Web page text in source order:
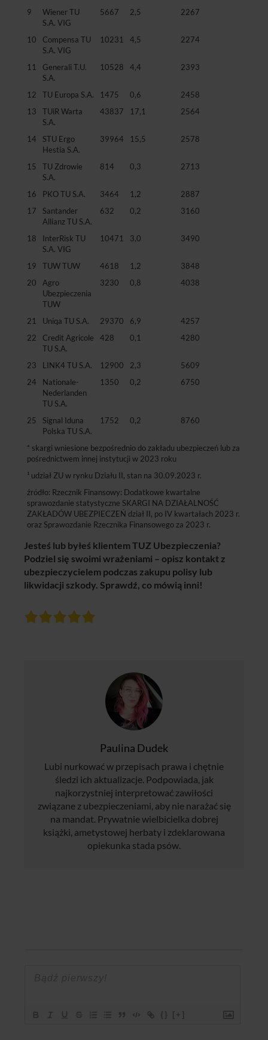
9
Wiener TU
S.A. VIG
5667 2,5 2267
10
Compensa TU
S.A. VIG
10231 4,5 2274
11
Generali T.U.
S.A.
10528 4,4 2393
12 TU Europa S.A. 1475 0,6
2458
13
TUiR Warta
S.A.
43837 17,1 2564
14
STU Ergo
Hestia S.A.
39964 15,5 2578
15
TU Zdrowie
S.A.
814 0,3 2713
16 PKO TU S.A. 3464 1,2
2887
17
Santander
Allianz TU S.A.
632 0,2 3160
18
InterRisk TU
S.A. VIG
10471 3,0 3490
19 TUW TUW 4618 1,2
3848
20
Agro
Ubezpieczenia
TUW
3230 0,8 4038
21 Uniqa TU S.A. 29370 6,9
4257
22
Credit Agricole
TU S.A.
428 0,1 4280
23 LINK4 TU S.A. 12900 2,3
5609
24
Nationale-
Nederlanden
TU S.A.
1350 0,2 6750
25
Signal Iduna
Polska TU S.A.
1752 0,2 8760
* skargi wniesione bezpośrednio do zakładu ubezpieczeń lub za
pośrednictwem innej instytucji w 2023 roku
¹ udział ZU w rynku Działu II, stan na 30.09.2023 r.
źródło: Rzecznik Finansowy: Dodatkowe kwartalne
sprawozdanie statystyczne SKARGI NA DZIAŁALNOŚĆ
ZAKŁADÓW UBEZPIECZEŃ dział II, po IV kwartałach 2023 r.
oraz Sprawozdanie Rzecznika Finansowego za 2023 r.
Jesteś lub byłeś klientem TUZ Ubezpieczenia?
Podziel się swoimi wrażeniami – opisz kontakt z
ubezpieczycielem podczas zakupu polisy lub
likwidacji szkody. Sprawdź, co mówią inni!
Paulina Dudek
Lubi nurkować w przepisach prawa i chętnie
śledzi ich aktualizacje. Podpowiada, jak
najkorzystniej interpretować zawiłości
związane z ubezpieczeniami, aby nie narażać się
na mandat. Prywatnie wielbicielka dobrej
książki, ametystowej herbaty i zdeklarowana
opiekunka stada psów.
{} [+]